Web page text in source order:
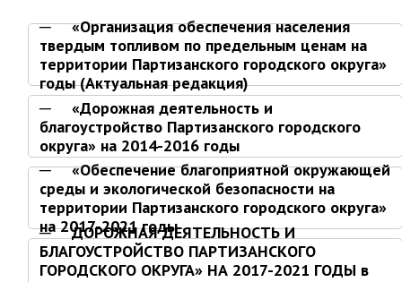
Геральдика
Решение Думы «О гербе
Партизанского городского
округа»
Историческая справка
Почётные жители
Фотогалерея
Старые фотографии нашего
города
Старые фотографии нашего
города (продолжение)
«Организация обеспечения населения
твердым топливом по предельным ценам на
территории Партизанского городского округа»
годы (Актуальная редакция)
«Дорожная деятельность и
благоустройство Партизанского городского
округа» на 2014-2016 годы
«Обеспечение благоприятной окружающей
среды и экологической безопасности на
территории Партизанского городского округа»
на 2017-2021 годы
ДОРОЖНАЯ ДЕЯТЕЛЬНОСТЬ И
БЛАГОУСТРОЙСТВО ПАРТИЗАНСКОГО
ГОРОДСКОГО ОКРУГА» НА 2017-2021 ГОДЫ в